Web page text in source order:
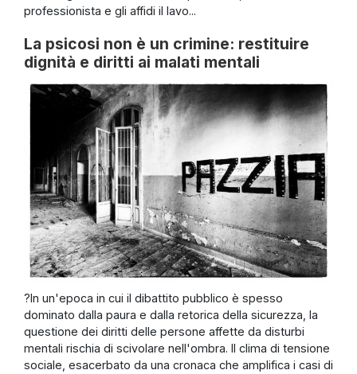
professionista e gli affidi il lavo...
La psicosi non è un crimine: restituire
dignità e diritti ai malati mentali
?In un'epoca in cui il dibattito pubblico è spesso
dominato dalla paura e dalla retorica della sicurezza, la
questione dei diritti delle persone affette da disturbi
mentali rischia di scivolare nell'ombra. Il clima di tensione
sociale, esacerbato da una cronaca che amplifica i casi di